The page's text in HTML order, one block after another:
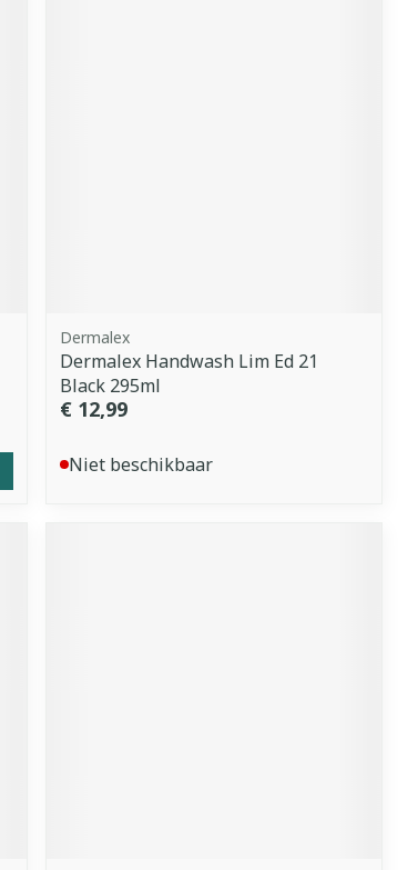
Dermalex
Dermalex Handwash Lim Ed 21
Black 295ml
€ 12,99
Niet beschikbaar